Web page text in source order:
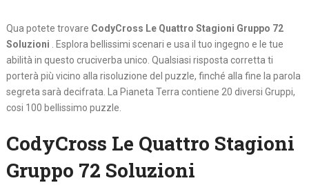
Qua potete trovare CodyCross Le Quattro Stagioni Gruppo 72
Soluzioni . Esplora bellissimi scenari e usa il tuo ingegno e le tue
abilità in questo cruciverba unico. Qualsiasi risposta corretta ti
porterà più vicino alla risoluzione del puzzle, finché alla fine la parola
segreta sarà decifrata. La Pianeta Terra contiene 20 diversi Gruppi,
cosi 100 bellissimo puzzle.
CodyCross Le Quattro Stagioni
Gruppo 72 Soluzioni